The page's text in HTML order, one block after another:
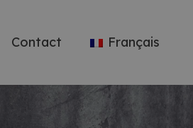
Contact Français